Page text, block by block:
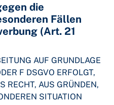
die
Fällen
(Art. 21
AUF GRUNDLAGE
F DSGVO ERFOLGT,
RECHT, AUS GRÜNDEN,
SITUATION